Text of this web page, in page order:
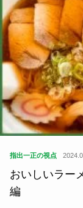
指出一正の視点
おいしいラー
編